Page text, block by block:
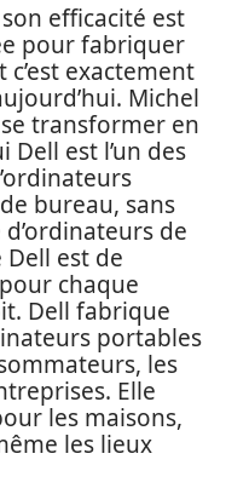
efficacité est
pour fabriquer
exactement
Michel
transformer en
Dell est l’un des
bureau, sans
de
Dell est de
chaque
Dell fabrique
portables
les
Elle
les maisons,
les lieux